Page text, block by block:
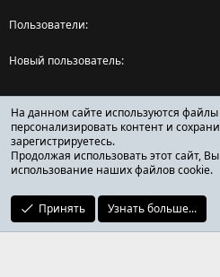
Пользователи
Новый пользователь
Поделиться страницей
Facebook
X (Twitter)
Reddit
ОТЗЫВЫ ОНЛАЙН ФОРУМ
На данном сайте используются
персонализировать контент и
зарегистрируетесь.
Продолжая использовать этот сайт,
использование наших файлов cookie.
Принять Узнать больше...